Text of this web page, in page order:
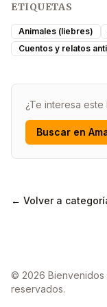
ETIQUETAS
Animales (liebres)
Cuentos y relatos
¿Te interesa este
Buscar en
← Volver a
© 2026 Bienvenidos
reservados.